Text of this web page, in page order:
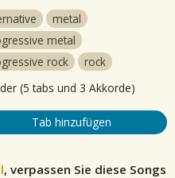
metal
metal
rock
rock
(5 tabs und 3 Akkorde)
Tab hinzufügen
, verpassen Sie diese Songs